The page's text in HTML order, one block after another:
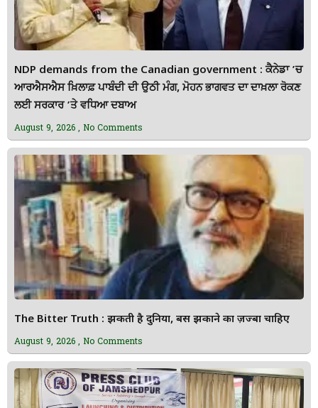
NDP demands from the Canadian government : ਕੈਨੇਡਾ ’ਚ
ਆਰਐਸਐਸ ਖ਼ਿਲਾਫ਼ ਪਾਬੰਦੀ ਦੀ ਉਠੀ ਮੰਗ, ਮੋਹਨ ਭਾਗਵਤ ਦਾ ਦਾਖ਼ਲਾ ਰੋਕਣ
ਲਈ ਸਰਕਾਰ ’ਤੇ ਵਧਿਆ ਦਬਾਅ
August 9, 2026 No Comments
The Bitter Truth : झुकती है दुनिया, बस झुकाने का ज़ज्बा चाहिए
August 9, 2026 No Comments